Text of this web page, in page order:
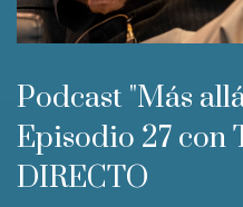
Podcast "Más
Episodio 27 con
DIRECTO